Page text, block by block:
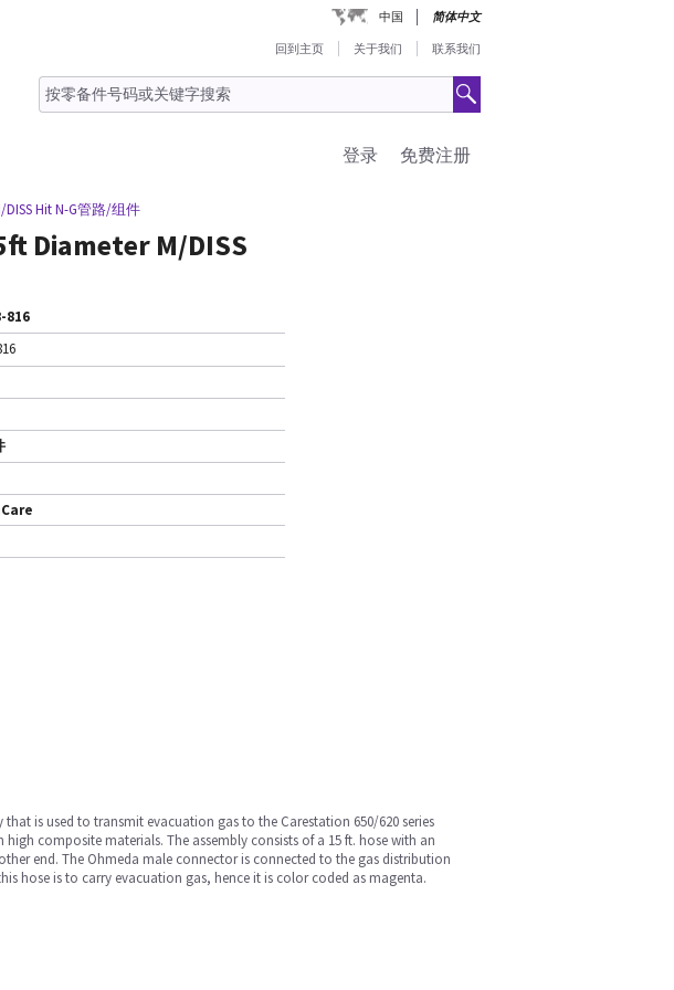
中国 简体中文
回到主页 关于我们 联系我们
免费注册
登录
DISS Hit N-G管路/组件
Diameter M/DISS
816
that is used to transmit evacuation gas to the Carestation 650/620 series
composite materials. The assembly consists of a 15 ft. hose with an
end. The Ohmeda male connector is connected to the gas distribution
hose is to carry evacuation gas, hence it is color coded as magenta.